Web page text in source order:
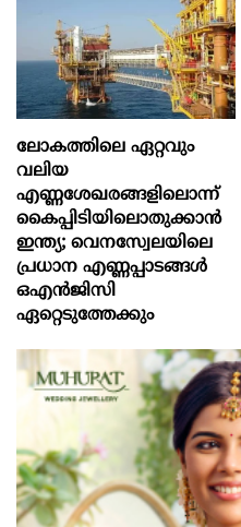
ലോകത്തിലെ ഏറ്റവും
വലിയ
എണ്ണശേഖരങ്ങളിലൊന്ന്
കൈപ്പിടിയിലൊതുക്കാന്‍
ഇന്ത്യ; വെനസ്വേലയിലെ
പ്രധാന എണ്ണപ്പാടങ്ങള്‍
ഒഎന്‍ജിസി
ഏറ്റെടുത്തേക്കും